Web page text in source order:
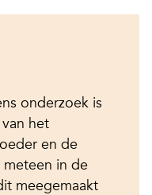
onderzoek is
het
en de
meteen in de
meegemaakt